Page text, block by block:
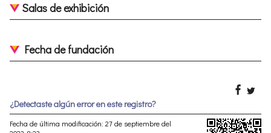
Salas de exhibición
Fecha de fundación
¿Detectaste algún error en este registro?
Fecha de última modificación: 27 de septiembre del